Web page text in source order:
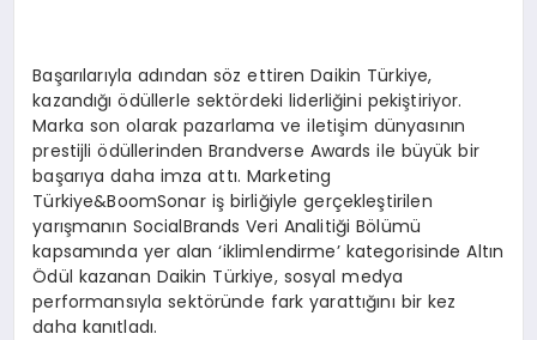
Başarılarıyla adından söz ettiren Daikin Türkiye,
kazandığı ödüllerle sektördeki liderliğini pekiştiriyor.
Marka son olarak pazarlama ve iletişim dünyasının
prestijli ödüllerinden Brandverse Awards ile büyük bir
başarıya daha imza attı. Marketing
Türkiye&BoomSonar iş birliğiyle gerçekleştirilen
yarışmanın SocialBrands Veri Analitiği Bölümü
kapsamında yer alan ‘iklimlendirme’ kategorisinde Altın
Ödül kazanan Daikin Türkiye, sosyal medya
performansıyla sektöründe fark yarattığını bir kez
daha kanıtladı.